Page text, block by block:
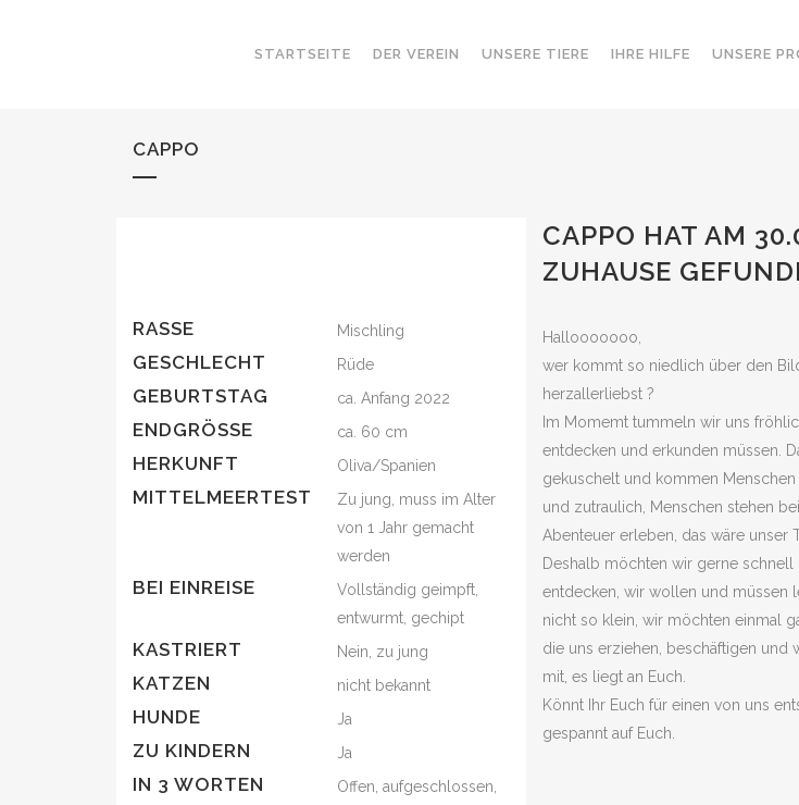
STARTSEITE DER VEREIN UNSERE TIERE IHRE HILFE UNSERE
CAPPO
RASSE Mischling
GESCHLECHT Rüde
GEBURTSTAG ca. Anfang 2022
ENDGRÖSSE ca. 60 cm
HERKUNFT Oliva/Spanien
MITTELMEERTEST
Zu jung, muss im Alter
von 1 Jahr gemacht
werden
BEI EINREISE
Vollständig geimpft,
entwurmt, gechipt
KASTRIERT Nein, zu jung
KATZEN nicht bekannt
HUNDE Ja
ZU KINDERN Ja
IN 3 WORTEN
Offen, aufgeschlossen,
CAPPO HAT AM
ZUHAUSE
Hallooooooo,
wer kommt so niedlich über den
herzallerliebst ?
Im Momemt tummeln wir uns
entdecken und erkunden müssen.
gekuschelt und kommen
und zutraulich, Menschen stehen
Abenteuer erleben, das wäre unser
Deshalb möchten wir gerne
entdecken, wir wollen und müssen
nicht so klein, wir möchten einmal
die uns erziehen, beschäftigen und
mit, es liegt an Euch.
Könnt Ihr Euch für einen von uns
gespannt auf Euch.